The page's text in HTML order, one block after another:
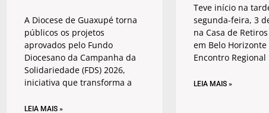
A Diocese de Guaxupé torna
públicos os projetos
aprovados pelo Fundo
Diocesano da Campanha da
Solidariedade (FDS) 2026,
iniciativa que transforma a
LEIA MAIS »
Teve início na
segunda-feira, 3
na Casa de Retiros
em Belo Horizonte
Encontro Regional
LEIA MAIS »